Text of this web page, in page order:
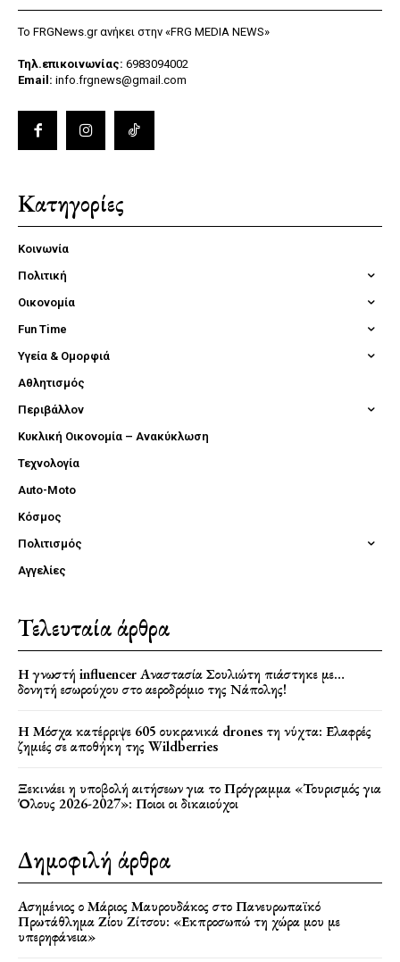
Το FRGNews.gr ανήκει στην «FRG MEDIA NEWS»
Τηλ.επικοινωνίας: 6983094002
Email: info.frgnews@gmail.com
Κατηγορίες
Κοινωνία
Πολιτική
Οικονομία
Fun Time
Υγεία & Ομορφιά
Αθλητισμός
Περιβάλλον
Κυκλική Οικονομία – Ανακύκλωση
Τεχνολογία
Auto-Moto
Κόσμος
Πολιτισμός
Αγγελίες
Τελευταία άρθρα
Η γνωστή influencer Αναστασία Σουλιώτη πιάστηκε με…
δονητή εσωρούχου στο αεροδρόμιο της Νάπολης!
Η Μόσχα κατέρριψε 605 ουκρανικά drones τη νύχτα: Ελαφρές
ζημιές σε αποθήκη της Wildberries
Ξεκινάει η υποβολή αιτήσεων για το Πρόγραμμα «Τουρισμός για
Όλους 2026-2027»: Ποιοι οι δικαιούχοι
Δημοφιλή άρθρα
Ασημένιος ο Μάριος Μαυρουδάκος στο Πανευρωπαϊκό
Πρωτάθλημα Ζίου Ζίτσου: «Εκπροσωπώ τη χώρα μου με
υπερηφάνεια»